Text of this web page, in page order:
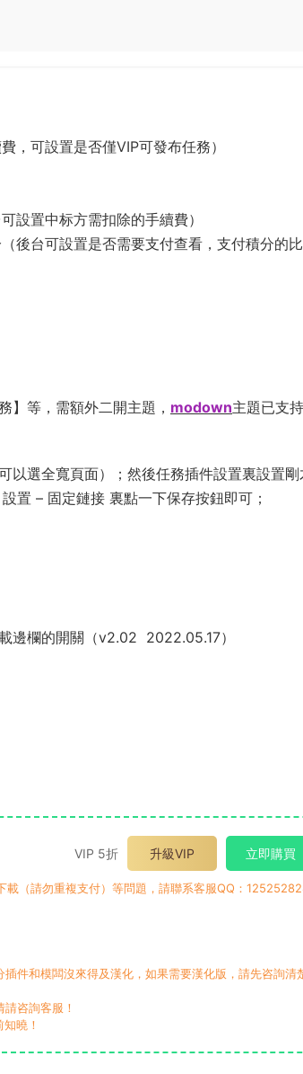
可設置是否僅VIP可發布任務）
置中标方需扣除的手續費）
後台可設置是否需要支付查看，支付積分的
】等，需額外二開主題， modown主題已支
以選全寬頁面）；然後任務插件設置裏設置剛
置 – 固定鏈接 裏點一下保存按鈕即可；
邊欄的開關（v2.02 2022.05.17）
VIP 5折 升級VIP 立即購買
載（請勿重複支付）等問題，請聯系客服QQ：
件和模闆沒來得及漢化，如果需要漢化版，請先咨詢清
咨詢客服！
曉！